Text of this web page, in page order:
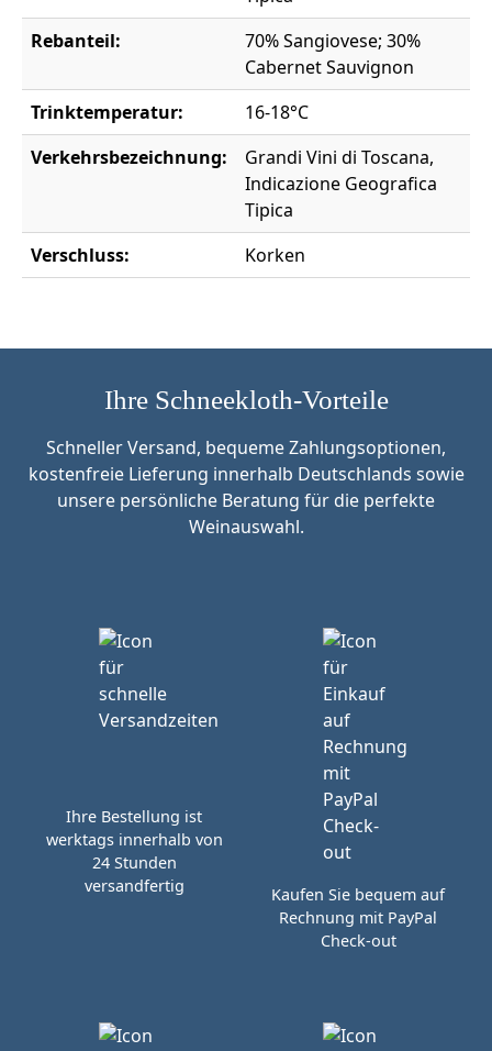
Rebanteil:
70% Sangiovese; 30%
Cabernet Sauvignon
Trinktemperatur:
16-18°C
Verkehrsbezeichnung:
Grandi Vini di Toscana,
Indicazione Geografica
Tipica
Verschluss:
Korken
Ihre Schneekloth-Vorteile
Schneller Versand, bequeme Zahlungsoptionen,
kostenfreie Lieferung innerhalb Deutschlands sowie
unsere persönliche Beratung für die perfekte
Weinauswahl.
Ihre Bestellung ist
werktags innerhalb von
24 Stunden
versandfertig
Kaufen Sie bequem auf
Rechnung mit PayPal
Check-out